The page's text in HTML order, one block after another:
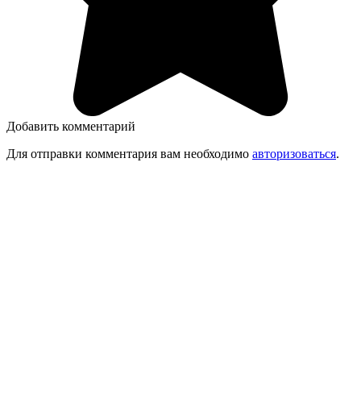
Добавить комментарий
Для отправки комментария вам необходимо авторизоваться.